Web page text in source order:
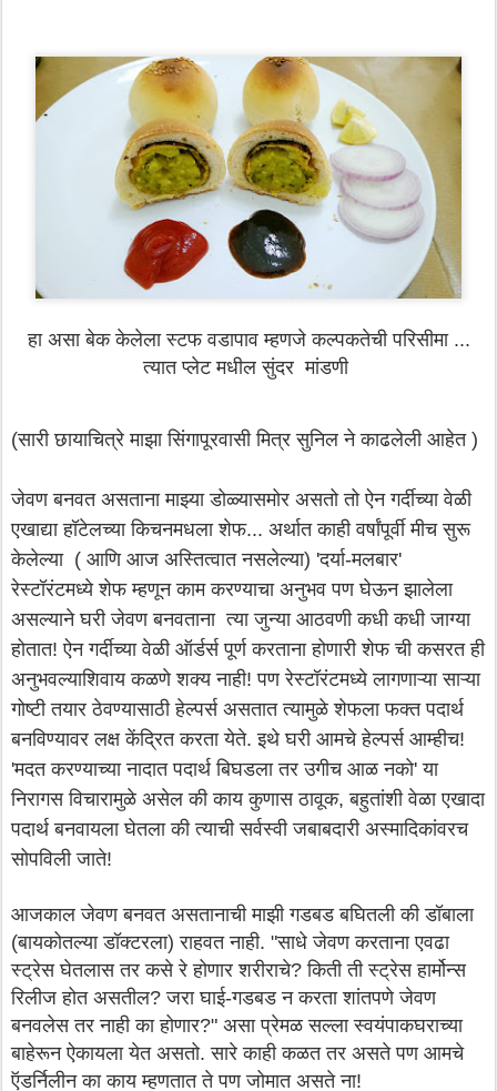
हा असा बेक केलेला स्टफ वडापाव म्हणजे कल्पकतेची परिसीमा ...
त्यात प्लेट मधील सुंदर मांडणी
(सारी छायाचित्रे माझा सिंगापूरवासी मित्र सुनिल ने काढलेली आहेत )
जेवण बनवत असताना माझ्या डोळ्यासमोर असतो तो ऐन गर्दीच्या वेळी
एखाद्या हॉटेलच्या किचनमधला शेफ... अर्थात काही वर्षांपूर्वी मीच सुरू
केलेल्या ( आणि आज अस्तित्वात नसलेल्या) 'दर्या-मलबार'
रेस्टॉरंटमध्ये शेफ म्हणून काम करण्याचा अनुभव पण घेऊन झालेला
असल्याने घरी जेवण बनवताना त्या जुन्या आठवणी कधी कधी जाग्या
होतात! ऐन गर्दीच्या वेळी ऑर्डर्स पूर्ण करताना होणारी शेफ ची कसरत ही
अनुभवल्याशिवाय कळणे शक्य नाही! पण रेस्टॉरंटमध्ये लागणाऱ्या साऱ्या
गोष्टी तयार ठेवण्यासाठी हेल्पर्स असतात त्यामुळे शेफला फक्त पदार्थ
बनविण्यावर लक्ष केंद्रित करता येते. इथे घरी आमचे हेल्पर्स आम्हीच!
'मदत करण्याच्या नादात पदार्थ बिघडला तर उगीच आळ नको' या
निरागस विचारामुळे असेल की काय कुणास ठावूक, बहुतांशी वेळा एखादा
पदार्थ बनवायला घेतला की त्याची सर्वस्वी जबाबदारी अस्मादिकांवरच
सोपविली जाते!
आजकाल जेवण बनवत असतानाची माझी गडबड बघितली की डॉबाला
(बायकोतल्या डॉक्टरला) राहवत नाही. "साधे जेवण करताना एवढा
स्ट्रेस घेतलास तर कसे रे होणार शरीराचे? किती ती स्ट्रेस हार्मोन्स
रिलीज होत असतील? जरा घाई-गडबड न करता शांतपणे जेवण
बनवलेस तर नाही का होणार?" असा प्रेमळ सल्ला स्वयंपाकघराच्या
बाहेरून ऐकायला येत असतो. सारे काही कळत तर असते पण आमचे
ऍडर्निलीन का काय म्हणतात ते पण जोमात असते ना!